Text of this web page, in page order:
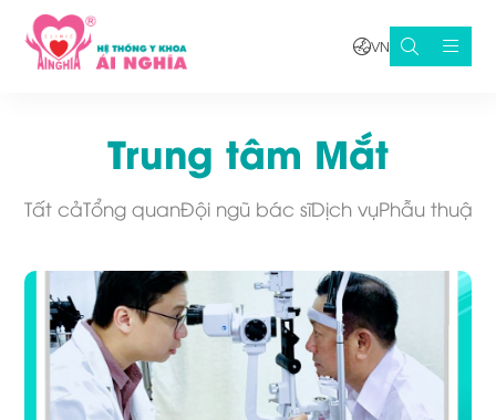
VN
Trung tâm Mắt
Tất cảTổng quanĐội ngũ bác sĩDịch vụPhẫu thuật